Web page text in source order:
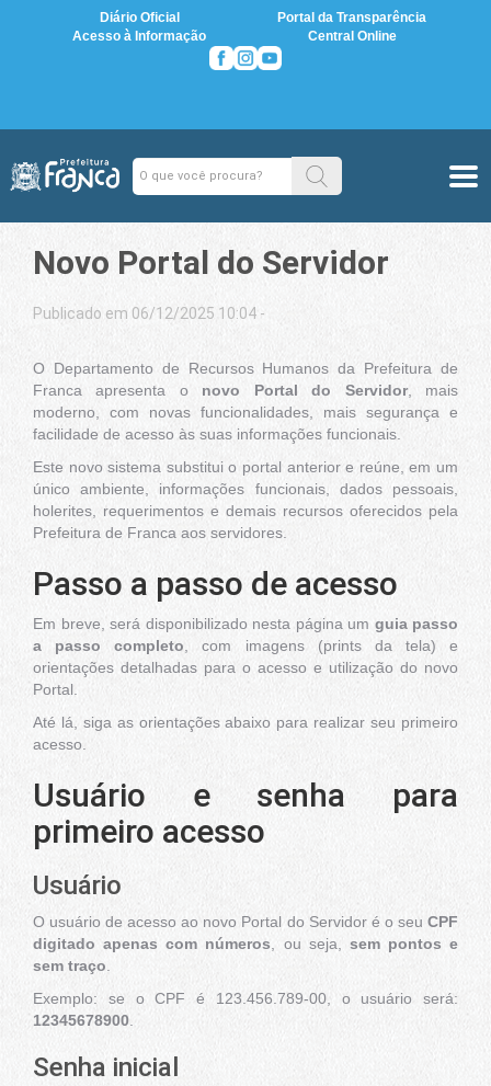
Diário Oficial
Portal da Transparência
Acesso à Informação
Central Online
Novo Portal do Servidor
Publicado em 06/12/2025 10:04 -
O Departamento de Recursos Humanos da Prefeitura de
Franca apresenta o novo Portal do Servidor, mais
moderno, com novas funcionalidades, mais segurança e
facilidade de acesso às suas informações funcionais.
Este novo sistema substitui o portal anterior e reúne, em um
único ambiente, informações funcionais, dados pessoais,
holerites, requerimentos e demais recursos oferecidos pela
Prefeitura de Franca aos servidores.
Passo a passo de acesso
Em breve, será disponibilizado nesta página um guia passo
a passo completo , com imagens (prints da tela) e
orientações detalhadas para o acesso e utilização do novo
Portal.
Até lá, siga as orientações abaixo para realizar seu primeiro
acesso.
Usuário e senha para
primeiro acesso
Usuário
O usuário de acesso ao novo Portal do Servidor é o seu CPF
digitado apenas com números , ou seja, sem pontos e
sem traço
Exemplo: se o CPF é 123.456.789-00, o usuário será:
12345678900
Senha inicial